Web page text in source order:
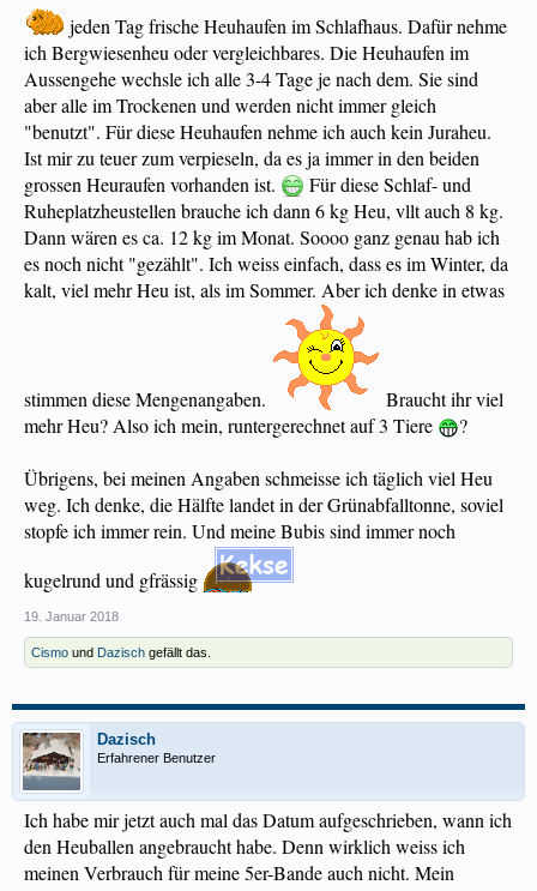
jeden Tag frische Heuhaufen im Schlafhaus. Dafür nehme
ich Bergwiesenheu oder vergleichbares. Die Heuhaufen im
Aussengehe wechsle ich alle 3-4 Tage je nach dem. Sie sind
aber alle im Trockenen und werden nicht immer gleich
"benutzt". Für diese Heuhaufen nehme ich auch kein Juraheu.
Ist mir zu teuer zum verpieseln, da es ja immer in den beiden
grossen Heuraufen vorhanden ist.
Für diese Schlaf- und
Ruheplatzheustellen brauche ich dann 6 kg Heu, vllt auch 8 kg.
Dann wären es ca. 12 kg im Monat. Soooo ganz genau hab ich
es noch nicht "gezählt". Ich weiss einfach, dass es im Winter, da
kalt, viel mehr Heu ist, als im Sommer. Aber ich denke in etwas
stimmen diese Mengenangaben.
Braucht ihr viel
mehr Heu? Also ich mein, runtergerechnet auf 3 Tiere
?
Übrigens, bei meinen Angaben schmeisse ich täglich viel Heu
weg. Ich denke, die Hälfte landet in der Grünabfalltonne, soviel
stopfe ich immer rein. Und meine Bubis sind immer noch
kugelrund und gfrässig
19. Januar 2018
Cismo und Dazisch gefällt das.
Dazisch
Erfahrener Benutzer
Ich habe mir jetzt auch mal das Datum aufgeschrieben, wann ich
den Heuballen angebraucht habe. Denn wirklich weiss ich
meinen Verbrauch für meine 5er-Bande auch nicht. Mein